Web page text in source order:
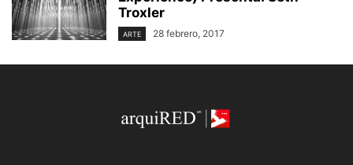
Troxler
ARTE 28 febrero, 2017